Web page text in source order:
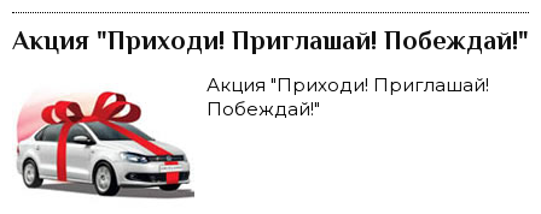
Акция "Приходи! Приглашай! Побеждай!"
Акция "Приходи! Приглашай!
Побеждай!"